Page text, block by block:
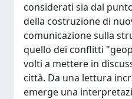
considerati sia dal
della costruzione di
comunicazione sulla
quello dei conflitti
volti a mettere in
città. Da una lettura
emerge una